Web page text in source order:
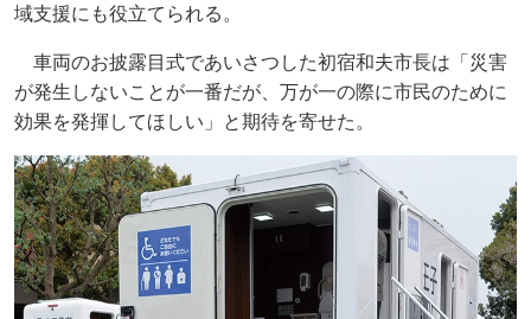
域支援にも役立てられる。
車両のお披露目式であいさつした初宿和夫市長は「災害
が発生しないことが一番だが、万が一の際に市民のために
効果を発揮してほしい」と期待を寄せた。